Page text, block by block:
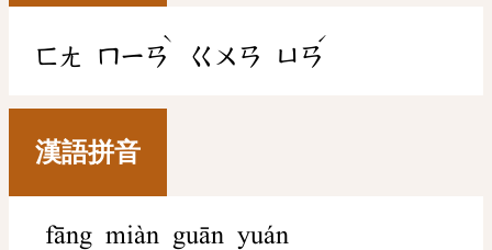
ㄈㄤ ㄇㄧㄢ
ˋ
ㄍㄨㄢ ㄩㄢ
ˊ
漢語拼音
fāng miàn guān yuán